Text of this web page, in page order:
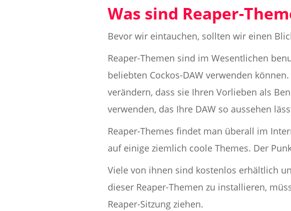
Was sind Reaper-
Bevor wir eintauchen, sollten wir einen
Reaper-Themen sind im Wesentlichen
beliebten Cockos-DAW verwenden
verändern, dass sie Ihren Vorlieben als
verwenden, das Ihre DAW so aussehen
Reaper-Themes findet man überall im
auf einige ziemlich coole Themes. Der
Viele von ihnen sind kostenlos erhältlich
dieser Reaper-Themen zu installieren,
Reaper-Sitzung ziehen.